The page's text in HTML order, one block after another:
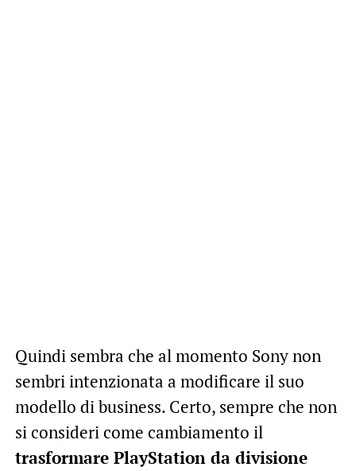
Quindi sembra che al momento Sony non
sembri intenzionata a modificare il suo
modello di business. Certo, sempre che non
si consideri come cambiamento il
trasformare PlayStation da divisione